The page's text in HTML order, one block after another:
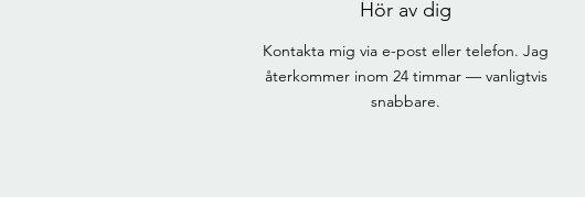
Hör av dig
Kontakta mig via e-post eller telefon. Jag
återkommer inom 24 timmar — vanligtvis
snabbare.